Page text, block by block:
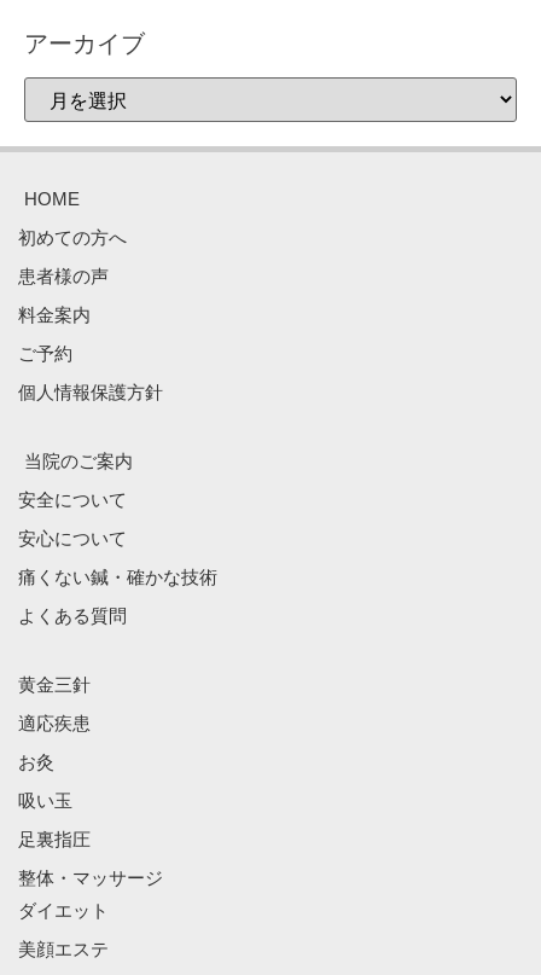
アーカイブ
HOME
初めての方へ
患者様の声
料金案内
ご予約
個人情報保護方針
当院のご案内
安全について
安心について
痛くない鍼・確かな技術
よくある質問
黄金三針
適応疾患
お灸
吸い玉
足裏指圧
整体・マッサージ
ダイエット
美顔エステ